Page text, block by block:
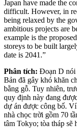
Japan have made the
difficult. However, in
being relaxed by the
ambitious projects are
example is the
storeys to be built
date is 2041.”
Phân tích: Đoạn D nói
Bản đã gây khó khăn
bằng gỗ. Tuy nhiên,
quy định này đang
dự án được công bố.
nhà chọc trời gồm 70
tâm Tokyo; tòa tháp sẽ